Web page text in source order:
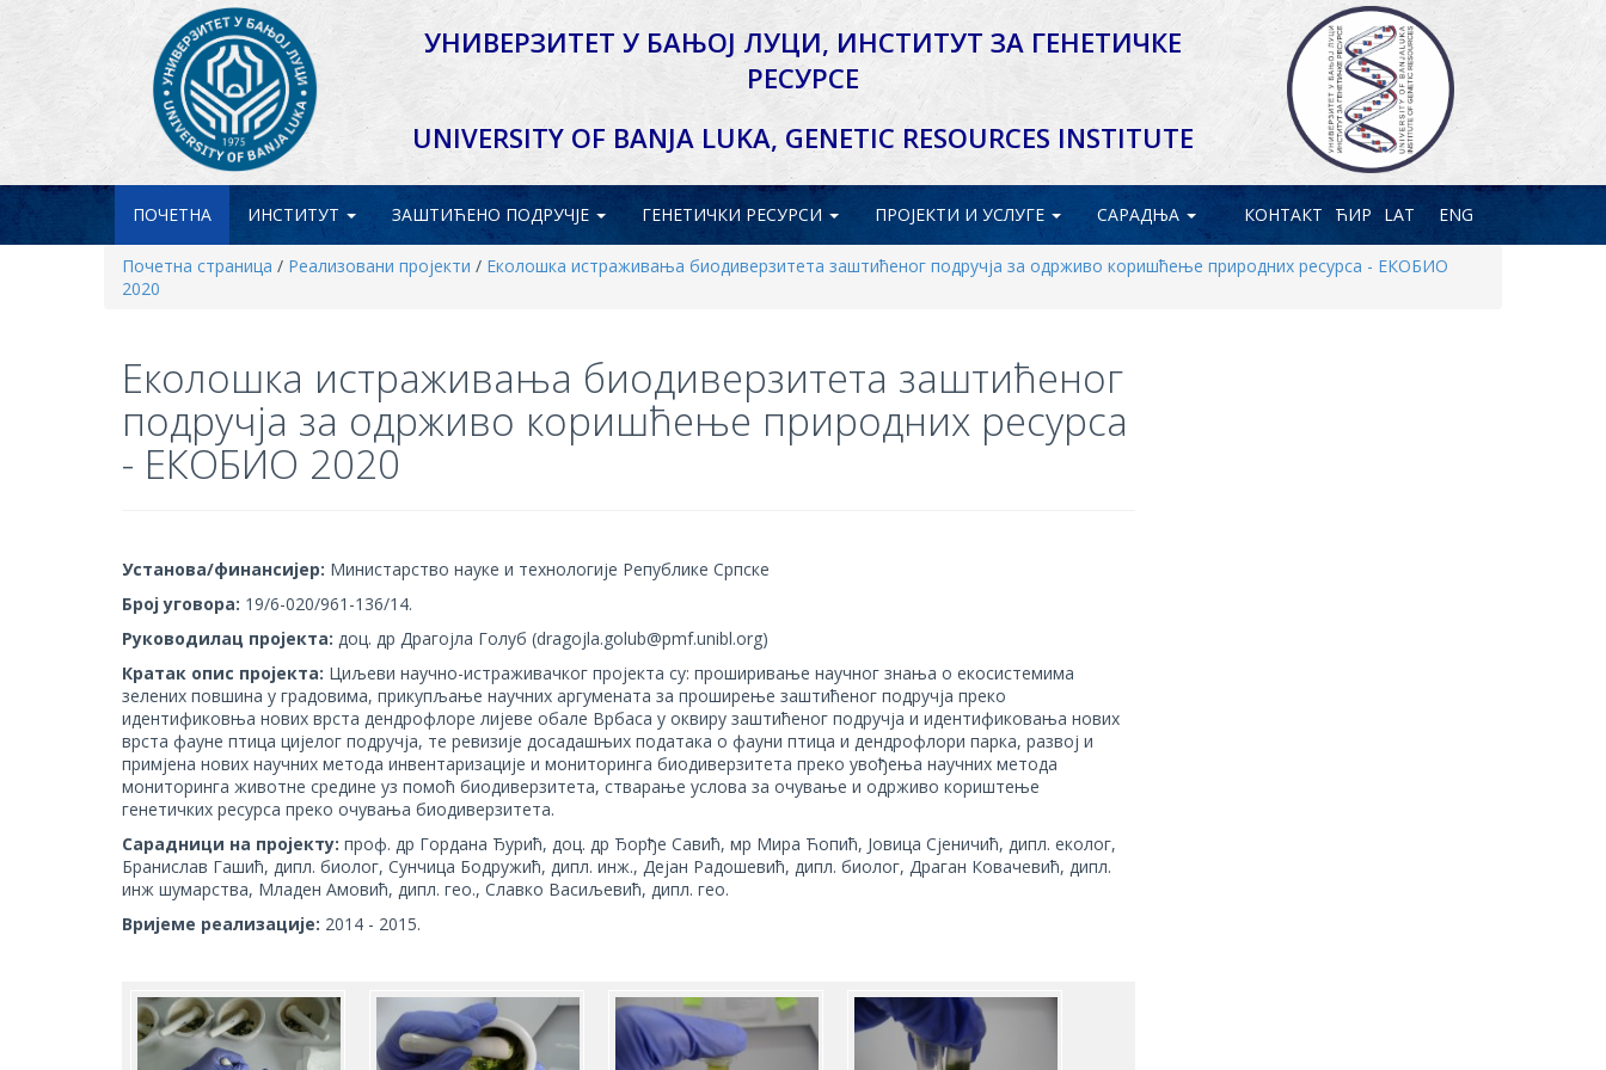
УНИВЕРЗИТЕТ У БАЊОЈ ЛУЦИ, ИНСТИТУТ ЗА ГЕНЕТИЧКЕ
РЕСУРСЕ
UNIVERSITY OF BANJA LUKA, GENETIC RESOURCES INSTITUTE
ПОЧЕТНА ИНСТИТУТ ЗАШТИЋЕНО ПОДРУЧЈЕ ГЕНЕТИЧКИРЕСУРСИ ПРОЈЕКТИ И УСЛУГЕ САРАДЊА КОНТАКТ ЋИР LAT ENG
Почетна страница / Реализовани пројекти / Еколошка истраживања биодиверзитета заштићеног подручја за одрживо коришћење природних ресурса - ЕКОБИО
2020
Еколошка истраживања биодиверзитета заштићеног
подручја за одрживо коришћење природних ресурса
- ЕКОБИО 2020
Установа/финансијер: Министарство науке и технологије Републике Српске
Број уговора: 19/6-020/961-136/14.
Руководилац пројекта: доц. др Драгојла Голуб (dragojla.golub@pmf.unibl.org)
Кратак опис пројекта: Циљеви научно-истраживачког пројекта су: проширивање научног знања о екосистемима
зелених повшина у градовима, прикупљање научних аргумената за проширење заштићеног подручја преко
идентификовња нових врста дендрофлоре лијеве обале Врбаса у оквиру заштићеног подручја и идентификовања нових
врста фауне птица цијелог подручја, те ревизије досадашњих података о фауни птица и дендрофлори парка, развој и
примјена нових научних метода инвентаризације и мониторинга биодиверзитета преко увођења научних метода
мониторинга животне средине уз помоћ биодиверзитета, стварање услова за очување и одрживо кориштење
генетичких ресурса преко очувања биодиверзитета.
Сарадници на пројекту: проф. др Гордана Ђурић, доц. др Ђорђе Савић, мр Мира Ћопић, Јовица Сјеничић, дипл. еколог,
Бранислав Гашић, дипл. биолог, Сунчица Бодружић, дипл. инж., Дејан Радошевић, дипл. биолог, Драган Ковачевић, дипл.
инж шумарства, Младен Амовић, дипл. гео., Славко Васиљевић, дипл. гео.
Вријеме реализације: 2014 - 2015.